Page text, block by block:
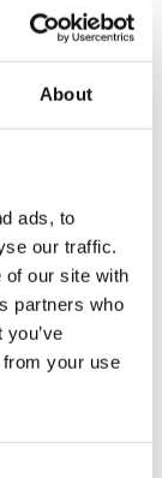
About
ads, to
our traffic.
of our site with
partners who
your use
PRÉ-COMMANDE
– Masque de
Mordue
PRÉ-COMMANDE